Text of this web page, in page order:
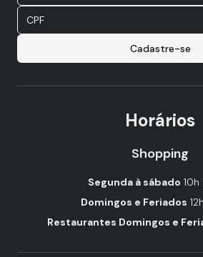
Cadastre-se
Horários
Shopping
Segunda à sábado 10h
Domingos e Feriados
Restaurantes Domingos e